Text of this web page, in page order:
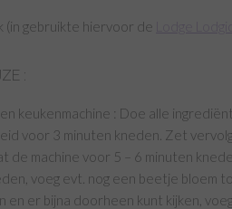
(in gebruikte hiervoor de
Lodge
:
keukenmachine : Doe alle
voor 3 minuten kneden. Zet
de machine voor 5 – 6 minuten
voeg evt. nog een beetje bloem
en er bijna doorheen kunt kijken,